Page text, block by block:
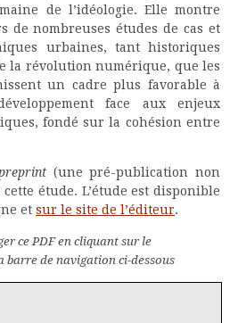
de l’idéologie. Elle montre
de nombreuses études de cas et
urbaines, tant historiques
la révolution numérique, que les
un cadre plus favorable à
face aux enjeux
fondé sur la cohésion entre
preprint(une pré-publication non
étude. L’étude est disponible
et sur le site de l’éditeur.
ce PDF en cliquant sur le
barre de navigation ci-dessous